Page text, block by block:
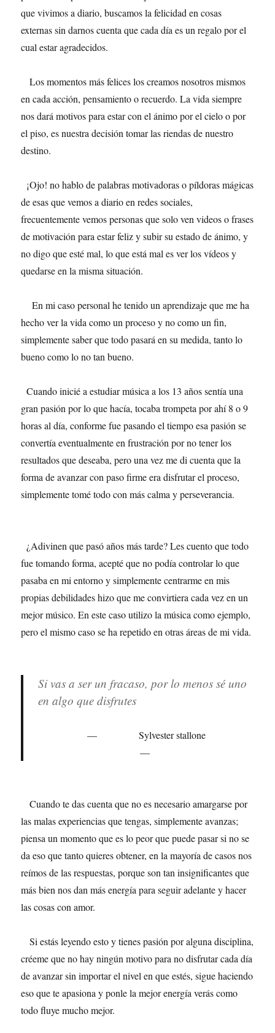
que vivimos a diario, buscamos la felicidad en cosas
externas sin darnos cuenta que cada día es un regalo por el
cual estar agradecidos.
Los momentos más felices los creamos nosotros mismos
en cada acción, pensamiento o recuerdo. La vida siempre
nos dará motivos para estar con el ánimo por el cielo o por
el piso, es nuestra decisión tomar las riendas de nuestro
destino.
¡Ojo! no hablo de palabras motivadoras o píldoras mágicas
de esas que vemos a diario en redes sociales,
frecuentemente vemos personas que solo ven videos o frases
de motivación para estar feliz y subir su estado de ánimo, y
no digo que esté mal, lo que está mal es ver los vídeos y
quedarse en la misma situación.
En mi caso personal he tenido un aprendizaje que me ha
hecho ver la vida como un proceso y no como un fin,
simplemente saber que todo pasará en su medida, tanto lo
bueno como lo no tan bueno.
Cuando inicié a estudiar música a los 13 años sentía una
gran pasión por lo que hacía, tocaba trompeta por ahí 8 o 9
horas al día, conforme fue pasando el tiempo esa pasión se
convertía eventualmente en frustración por no tener los
resultados que deseaba, pero una vez me di cuenta que la
forma de avanzar con paso firme era disfrutar el proceso,
simplemente tomé todo con más calma y perseverancia.
¿Adivinen que pasó años más tarde? Les cuento que todo
fue tomando forma, acepté que no podía controlar lo que
pasaba en mi entorno y simplemente centrarme en mis
propias debilidades hizo que me convirtiera cada vez en un
mejor músico. En este caso utilizo la música como ejemplo,
pero el mismo caso se ha repetido en otras áreas de mi vida.
Si vas a ser un fracaso, por lo menos sé uno
en algo que disfrutes
Sylvester stallone
Cuando te das cuenta que no es necesario amargarse por
las malas experiencias que tengas, simplemente avanzas;
piensa un momento que es lo peor que puede pasar si no se
da eso que tanto quieres obtener, en la mayoría de casos nos
reímos de las respuestas, porque son tan insignificantes que
más bien nos dan más energía para seguir adelante y hacer
las cosas con amor.
Si estás leyendo esto y tienes pasión por alguna disciplina,
créeme que no hay ningún motivo para no disfrutar cada día
de avanzar sin importar el nivel en que estés, sigue haciendo
eso que te apasiona y ponle la mejor energía verás como
todo fluye mucho mejor.